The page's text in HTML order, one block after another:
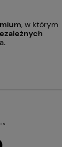
, w którym